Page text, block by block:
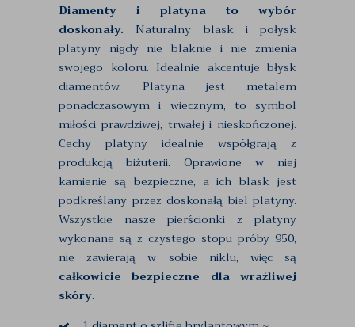
Diamenty i platyna to wybór
doskonały. Naturalny blask i połysk
platyny nigdy nie blaknie i nie zmienia
swojego koloru. Idealnie akcentuje błysk
diamentów. Platyna jest metalem
ponadczasowym i wiecznym, to symbol
miłości prawdziwej, trwałej i nieskończonej.
Cechy platyny idealnie współgrają z
produkcją biżuterii. Oprawione w niej
kamienie są bezpieczne, a ich blask jest
podkreślany przez doskonałą biel platyny.
Wszystkie nasze pierścionki z platyny
wykonane są z czystego stopu próby 950,
nie zawierają w sobie niklu, więc są
całkowicie bezpieczne dla wrażliwej
skóry.